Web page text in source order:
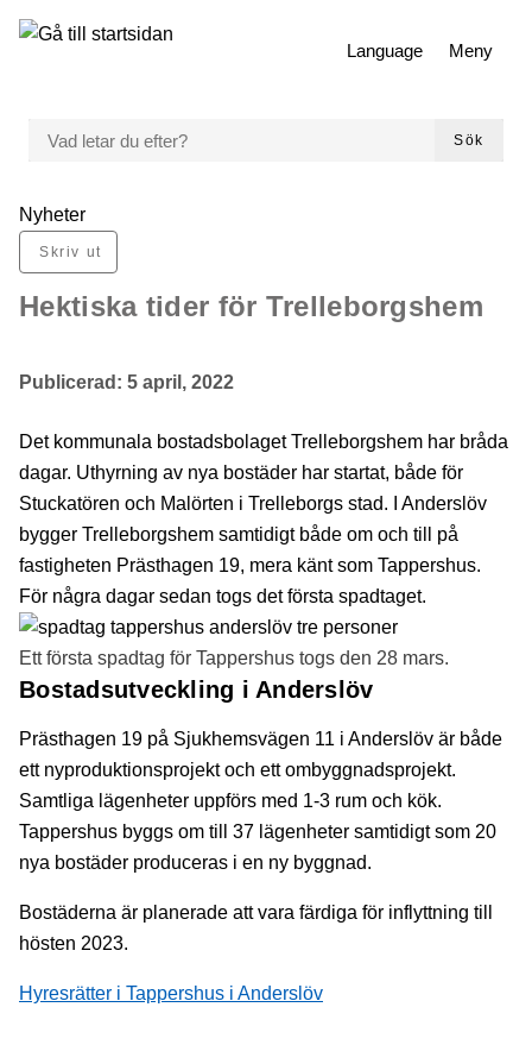
Gå till innehåll
till huvudmeny
Language
Meny
Sök
Du är här:
Nyheter
Skriv ut
Hektiska tider för Trelleborgshem
Publicerad: 5 april, 2022
Det kommunala bostadsbolaget Trelleborgshem har bråda
dagar. Uthyrning av nya bostäder har startat, både för
Stuckatören och Malörten i Trelleborgs stad. I Anderslöv
bygger Trelleborgshem samtidigt både om och till på
fastigheten Prästhagen 19, mera känt som Tappershus.
För några dagar sedan togs det första spadtaget.
Ett första spadtag för Tappershus togs den 28 mars.
Bostadsutveckling i Anderslöv
Prästhagen 19 på Sjukhemsvägen 11 i Anderslöv är både
ett nyproduktionsprojekt och ett ombyggnadsprojekt.
Samtliga lägenheter uppförs med 1-3 rum och kök.
Tappershus byggs om till 37 lägenheter samtidigt som 20
nya bostäder produceras i en ny byggnad.
Bostäderna är planerade att vara färdiga för inflyttning till
hösten 2023.
Hyresrätter i Tappershus i Anderslöv